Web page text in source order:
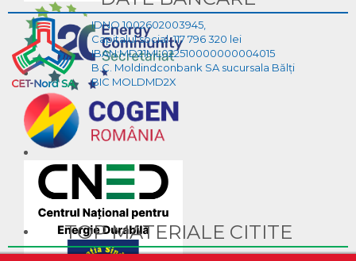
IDNO 1002602003945,
Capitalul social :117 796 320 lei
IBAN:MD21ML022510000000004015
B.C. Moldindconbank SA sucursala Bălți
BIC MOLDMD2X
TOP MATERIALE CITITE